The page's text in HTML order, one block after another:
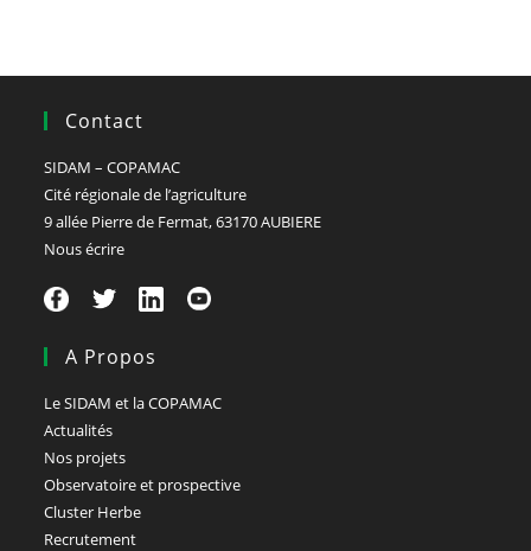
Contact
SIDAM – COPAMAC
Cité régionale de l’agriculture
9 allée Pierre de Fermat, 63170 AUBIERE
Nous écrire
A Propos
Le SIDAM et la COPAMAC
Actualités
Nos projets
Observatoire et prospective
Cluster Herbe
Recrutement